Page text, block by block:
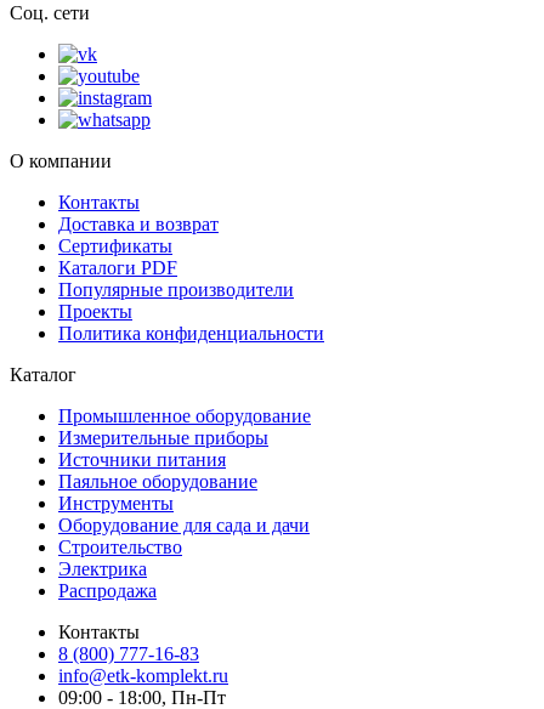
Соц. сети
О компании
Контакты
Доставка и возврат
Сертификаты
Каталоги PDF
Популярные производители
Проекты
Политика конфиденциальности
Каталог
Промышленное оборудование
Измерительные приборы
Источники питания
Паяльное оборудование
Инструменты
Оборудование для сада и дачи
Строительство
Электрика
Распродажа
Контакты
8 (800) 777-16-83
info@etk-komplekt.ru
09:00 - 18:00, Пн-Пт